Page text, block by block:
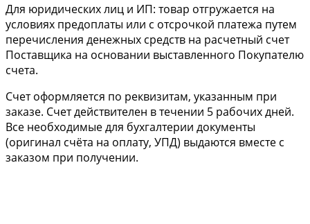
Для юридических лиц и ИП: товар отгружается на
условиях предоплаты или с отсрочкой платежа путем
перечисления денежных средств на расчетный счет
Поставщика на основании выставленного Покупателю
счета.
Cчет оформляется по реквизитам, указанным при
заказе. Счет действителен в течении 5 рабочих дней.
Все необходимые для бухгалтерии документы
(оригинал счёта на оплату, УПД) выдаются вместе с
заказом при получении.